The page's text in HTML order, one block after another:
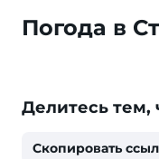
Погода в
Делитесь тем,
Скопировать